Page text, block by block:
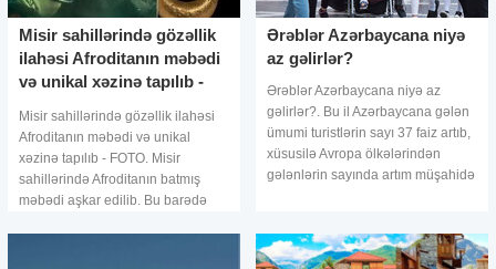
Misir sahillərində gözəllik
ilahəsi Afroditanın məbədi
və unikal xəzinə tapılıb -
Misir sahillərində gözəllik ilahəsi
Afroditanın məbədi və unikal
xəzinə tapılıb - FOTO. Misir
sahillərində Afroditanın batmış
məbədi aşkar edilib. Bu barədə
Ərəblər Azərbaycana niyə
az gəlirlər?
Ərəblər Azərbaycana niyə az
gəlirlər?. Bu il Azərbaycana gələn
ümumi turistlərin sayı 37 faiz artıb,
xüsusilə Avropa ölkələrindən
gələnlərin sayında artım müşahidə